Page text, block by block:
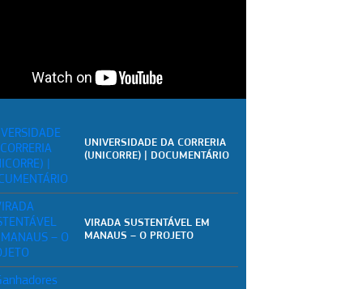
UNIVERSIDADE DA CORRERIA
(UNICORRE) | DOCUMENTÁRIO
VIRADA SUSTENTÁVEL EM
MANAUS – O PROJETO